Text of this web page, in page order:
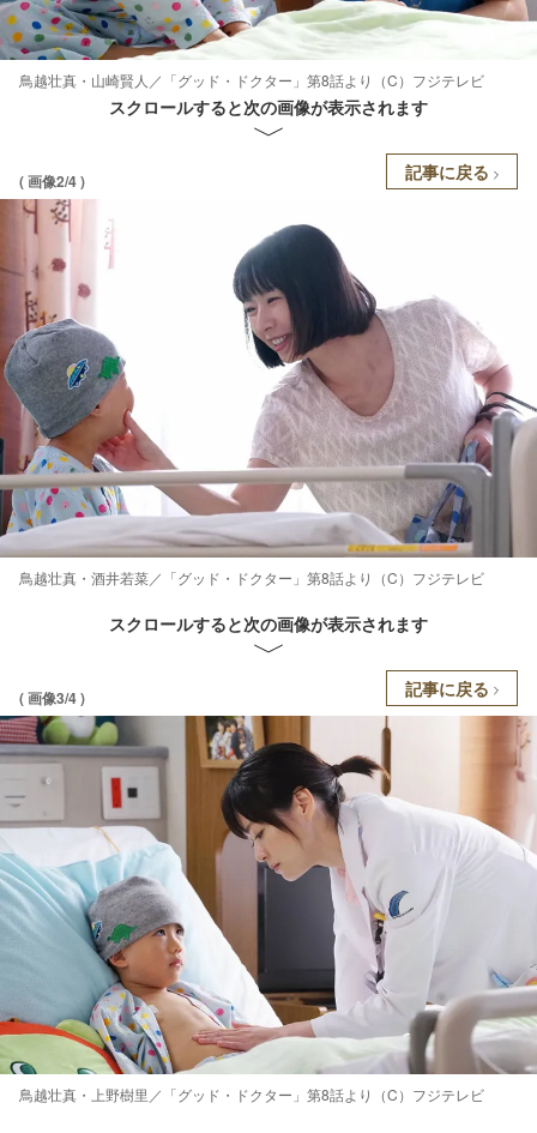
鳥越壮真・山崎賢人／「グッド・ドクター」第8話より（C）フジテレビ
スクロールすると次の画像が表示されます
( 画像2/4 ) 記事に戻る
鳥越壮真・酒井若菜／「グッド・ドクター」第8話より（C）フジテレビ
スクロールすると次の画像が表示されます
( 画像3/4 ) 記事に戻る
鳥越壮真・上野樹里／「グッド・ドクター」第8話より（C）フジテレビ